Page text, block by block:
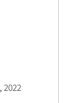
2022